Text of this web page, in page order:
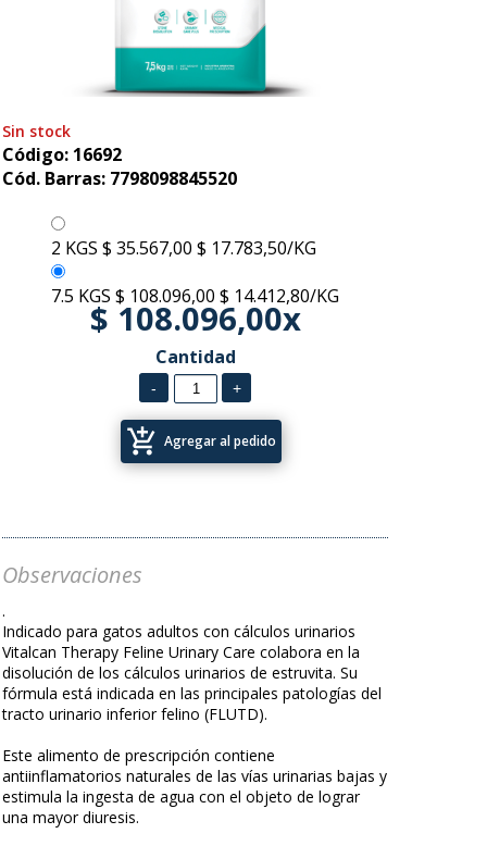
Sin stock
Código: 16692
Cód. Barras: 7798098845520
2 KGS $ 35.567,00 $ 17.783,50/KG
7.5 KGS $ 108.096,00 $ 14.412,80/KG
$ 108.096,00x
Cantidad
add_shopping_cart Agregar al pedido
Observaciones
.
Indicado para gatos adultos con cálculos urinarios
Vitalcan Therapy Feline Urinary Care colabora en la
disolución de los cálculos urinarios de estruvita. Su
fórmula está indicada en las principales patologías del
tracto urinario inferior felino (FLUTD).
Este alimento de prescripción contiene
antiinflamatorios naturales de las vías urinarias bajas y
estimula la ingesta de agua con el objeto de lograr
una mayor diuresis.